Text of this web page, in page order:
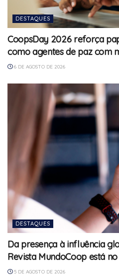
DESTAQUES
CoopsDay 2026 reforça
como agentes de paz com
6 DE AGOSTO DE 2026
DESTAQUES
Da presença à influência
Revista MundoCoop está
5 DE AGOSTO DE 2026